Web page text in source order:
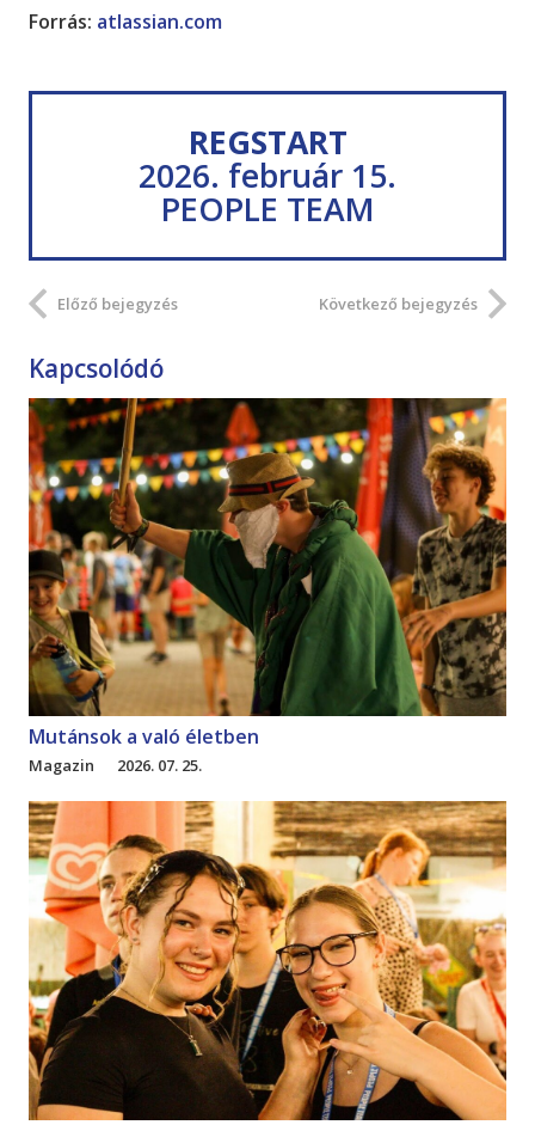
Forrás: atlassian.com
REGSTART
2026. február 15.
PEOPLE TEAM
Előző bejegyzés Következő bejegyzés
Kapcsolódó
Mutánsok a való életben
Magazin 2026. 07. 25.